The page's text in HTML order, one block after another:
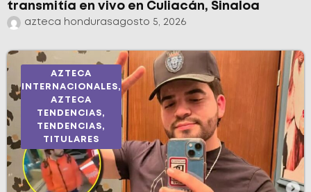
transmitía en vivo en Culiacán, Sinaloa
azteca hondurasagosto 5, 2026
AZTECA
INTERNACIONALES,
AZTECA
TENDENCIAS,
TENDENCIAS,
TITULARES